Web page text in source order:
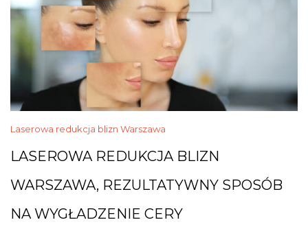
Laserowa redukcja blizn Warszawa
LASEROWA REDUKCJA BLIZN
WARSZAWA, REZULTATYWNY SPOSÓB
NA WYGŁADZENIE CERY